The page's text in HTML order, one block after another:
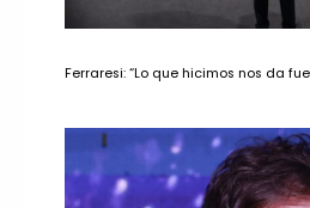
Ferraresi: “Lo que hicimos nos da